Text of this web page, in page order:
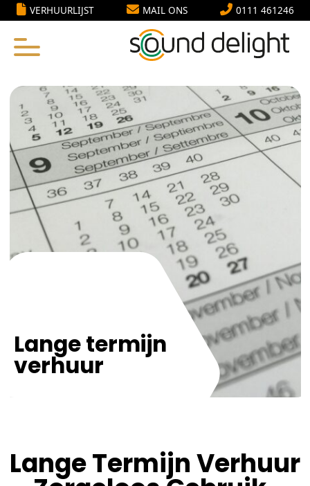
VERHUURLIJST MAIL ONS 0111 461246
Lange termijn
verhuur
Lange Termijn Verhuur